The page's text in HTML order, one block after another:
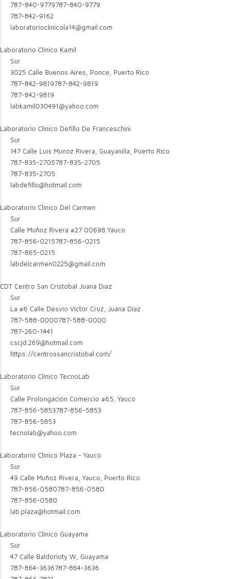
787-840-9779787-840-9779
787-842-9162
laboratorioclinicola14@gmail.com
Laboratorio Clinico Kamil
Sur
3025 Calle Buenos Aires, Ponce, Puerto Rico
787-842-9819787-842-9819
787-842-9819
labkamil030491@yahoo.com
Laboratorio Clinico Defillo De Franceschini
Sur
147 Calle Luis Munoz Rivera, Guayanilla, Puerto Rico
787-835-2705787-835-2705
787-835-2705
labdefillo@hotmail.com
Laboratorio Clinico Del Carmen
Sur
Calle Muñoz Rivera #27 00698 Yauco
787-856-0215787-856-0215
787-865-0215
labdelcarmen0225@gmail.com
CDT Centro San Cristobal Juana Diaz
Sur
La #6 Calle Desvio Victor Cruz, Juana Díaz
787-588-0000787-588-0000
787-260-1441
cscjd.269@hotmail.com
https://centrossancristobal.com/
Laboratorio Clinico TecnoLab
Sur
Calle Prolongación Comercio #65, Yauco
787-856-5853787-856-5853
787-856-5853
tecnolab@yahoo.com
Laboratorio Clinico Plaza - Yauco
Sur
49 Calle Muñoz Rivera, Yauco, Puerto Rico
787-856-0580787-856-0580
787-856-0580
lab.plaza@hotmail.com
Laboratorio Clinico Guayama
Sur
47 Calle Baldorioty W, Guayama
787-864-3636787-864-3636